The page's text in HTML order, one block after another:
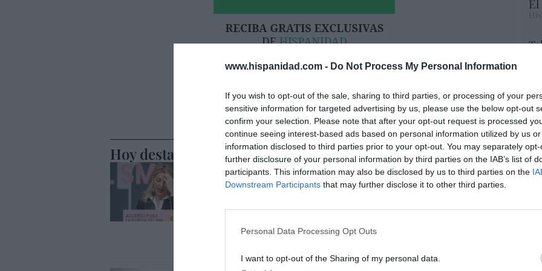
www.hispanidad.com - Do Not Process My Personal Information
If you wish to opt-out of the sale, sharing to third parties, or processing of your
sensitive information for targeted advertising by us, please use the below opt-out
confirm your selection. Please note that after your opt-out request is processed
continue seeing interest-based ads based on personal information utilized by us
information disclosed to third parties prior to your opt-out. You may separately
further disclosure of your personal information by third parties on the IAB’s list of
participants. This information may also be disclosed by us to third parties on the
Downstream Participants that may further disclose it to other third parties.
Personal Data Processing Opt Outs
I want to opt-out of the Sharing of my personal data.
Hoy destacamos
Yolanda Díaz, el penúltimo fiasco del Gobierno
internacional: se conforma con ser la número dos
de la OIT